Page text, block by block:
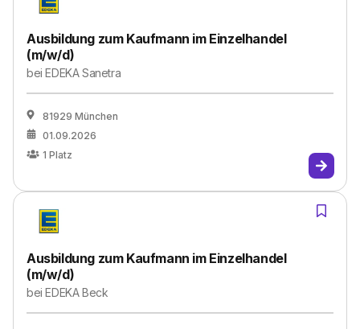
Ausbildung zum Kaufmann im Einzelhandel
(m/w/d)
beiEDEKA Sanetra
81929 München
01.09.2026
1 Platz
Ausbildung zum Kaufmann im Einzelhandel
(m/w/d)
beiEDEKA Beck